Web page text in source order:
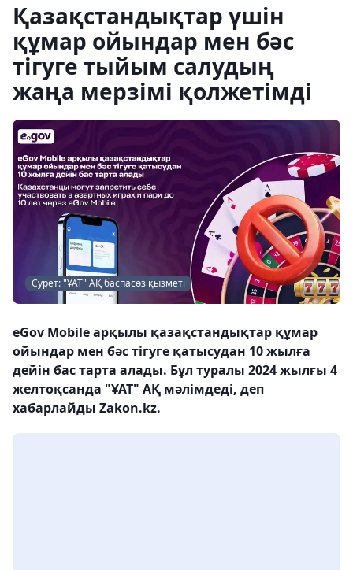
Қазақстандықтар үшін
құмар ойындар мен бәс
тігуге тыйым салудың
жаңа мерзімі қолжетімді
Сурет: "ҰАТ" АҚ баспасөз қызметі
eGov Mobile арқылы қазақстандықтар құмар
ойындар мен бәс тігуге қатысудан 10 жылға
дейін бас тарта алады. Бұл туралы 2024 жылғы 4
желтоқсанда "ҰАТ" АҚ мәлімдеді, деп
хабарлайды Zakon.kz.